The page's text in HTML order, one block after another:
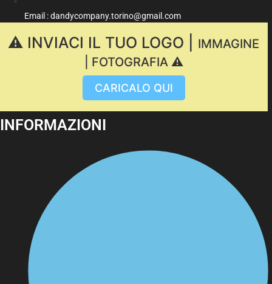
Email : dandycompany.torino@gmail.com
⚠️ INVIACI IL TUO LOGO |
IMMAGINE
| FOTOGRAFIA ⚠️
CARICALO QUI
INFORMAZIONI